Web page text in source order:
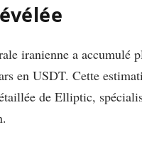
iranienne a accumulé
en USDT. Cette
de Elliptic,